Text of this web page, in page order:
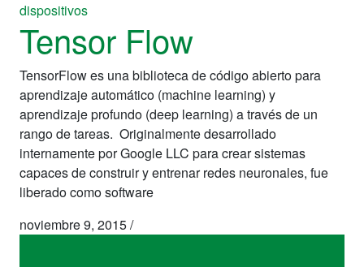
dispositivos
Tensor Flow
TensorFlow es una biblioteca de código abierto para
aprendizaje automático (machine learning) y
aprendizaje profundo (deep learning) a través de un
rango de tareas. Originalmente desarrollado
internamente por Google LLC para crear sistemas
capaces de construir y entrenar redes neuronales, fue
liberado como software
noviembre 9, 2015/